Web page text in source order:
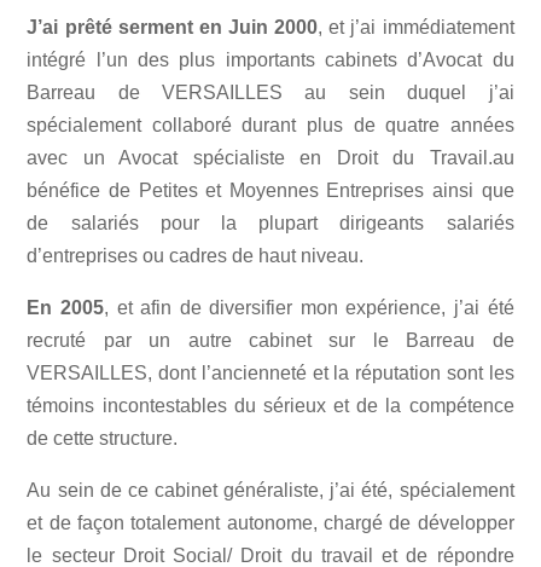
J’ai prêté serment en Juin 2000, et j’ai immédiatement
intégré l’un des plus importants cabinets d’Avocat du
Barreau de VERSAILLES au sein duquel j’ai
spécialement collaboré durant plus de quatre années
avec un Avocat spécialiste en Droit du Travail.au
bénéfice de Petites et Moyennes Entreprises ainsi que
de salariés pour la plupart dirigeants salariés
d’entreprises ou cadres de haut niveau.
En 2005, et afin de diversifier mon expérience, j’ai été
recruté par un autre cabinet sur le Barreau de
VERSAILLES, dont l’ancienneté et la réputation sont les
témoins incontestables du sérieux et de la compétence
de cette structure.
Au sein de ce cabinet généraliste, j’ai été, spécialement
et de façon totalement autonome, chargé de développer
le secteur Droit Social/ Droit du travail et de répondre